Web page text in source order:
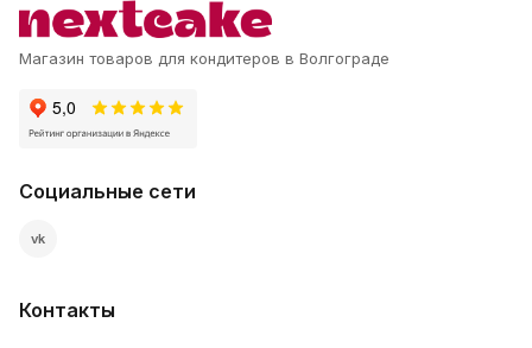
Магазин товаров для кондитеров в Волгограде
Социальные сети
vk
Контакты